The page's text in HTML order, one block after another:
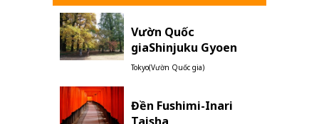
Vườn Quốc
giaShinjuku Gyoen
Tokyo(Vườn Quốc gia)
Đền Fushimi-Inari
Taisha